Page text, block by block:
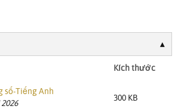
Kích thước
số-Tiếng Anh
300 KB